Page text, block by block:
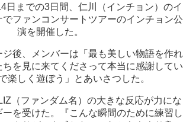
日までの3日間、仁川（インチョン）のイ
でファンコンサートツアーのインチョン公
演を開催した。
後、メンバーは「最も美しい物語を作れ
を見に来てくださって本当に感謝してい
楽しく遊ぼう」とあいさつした。
（ファンダム名）の大きな反応が力にな
ーを受けた。『こんな瞬間のために練習し